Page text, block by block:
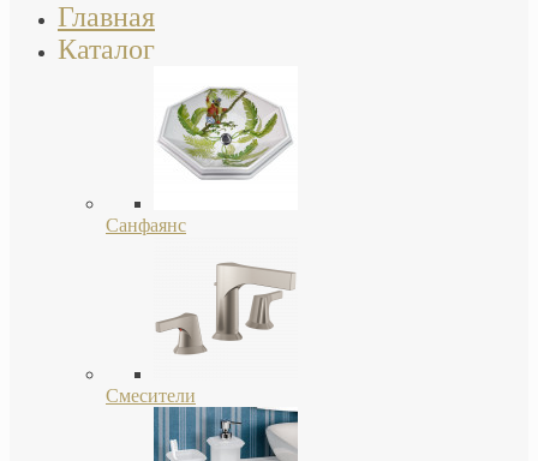
Главная
Каталог
Санфаянс
Смесители